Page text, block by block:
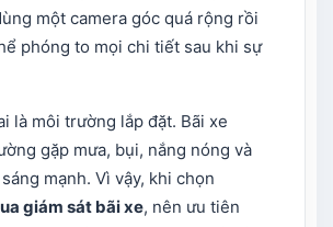
một camera góc quá rộng rồi
phóng to mọi chi tiết sau khi sự
là môi trường lắp đặt. Bãi xe
gặp mưa, bụi, nắng nóng và
mạnh. Vì vậy, khi chọn
giám sát bãi xe, nên ưu tiên